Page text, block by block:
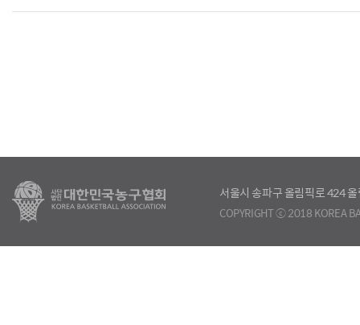
서울시 송파구 올림픽로 424
COPYRIGHT ⓒ 2018 KOREA